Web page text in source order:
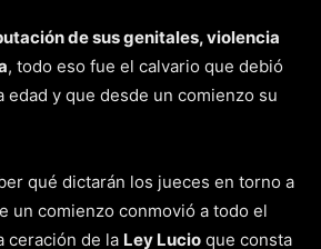
de sus genitales, violencia
, todo eso fue el calvario que debió
edad y que desde un comienzo su
qué dictarán los jueces en torno a
un comienzo conmovió a todo el
ceración de la Ley Lucio que consta